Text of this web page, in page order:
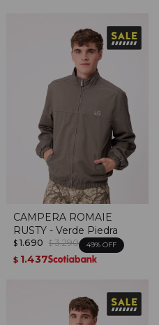
CAMPERA ROMAIE
RUSTY - Verde Piedra
$ 1.690 $ 3.290 49
$ 1.437